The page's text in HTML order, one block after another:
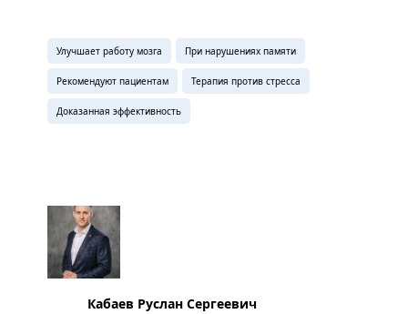
Улучшает работу мозга При нарушениях памяти
Рекомендуют пациентам Терапия против стресса
Доказанная эффективность
Кабаев Руслан Сергеевич